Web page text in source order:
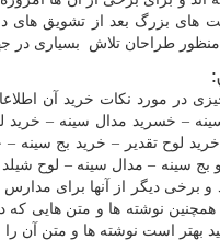
های بزرگ بعد از تشویق های
طراحان تلاش بسیاری در
در مورد نکات خرید آن
– خسرید مدال سینه – خرید
لوح تقدیر – خرید بج سینه
بج سینه – مدال سینه – لوح
و برخی دیگر از آنها برای مدارس
نوشته ها و متن هایی که
بهتر است نوشته ها و متن آن